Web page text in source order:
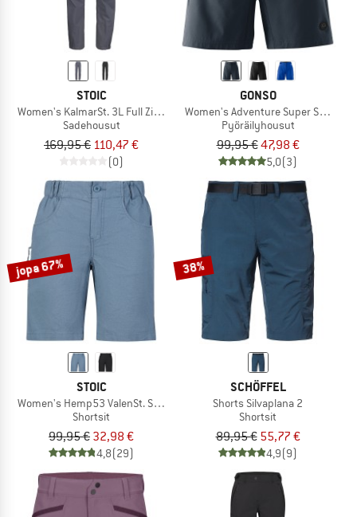
STOIC
Women's KalmarSt. 3L Full Zip Rain Pants II
Sadehousut
169,95 € 110,47 €
(0)
GONSO
Women's Adventure Super Shorts
Pyöräilyhousut
99,95 €47,98 €
5,0(3)
jopa 67%
STOIC
Women's Hemp53 ValenSt. Shorts
Shortsit
99,95 € 32,98 €
4,8(29)
38%
SCHÖFFEL
Shorts Silvaplana 2
Shortsit
89,95 € 55,77 €
4,9(9)